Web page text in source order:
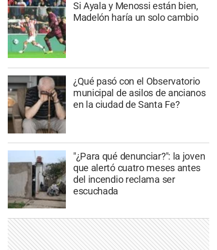
Si Ayala y Menossi están bien,
Madelón haría un solo cambio
¿Qué pasó con el Observatorio
municipal de asilos de ancianos
en la ciudad de Santa Fe?
"¿Para qué denunciar?": la joven
que alertó cuatro meses antes
del incendio reclama ser
escuchada